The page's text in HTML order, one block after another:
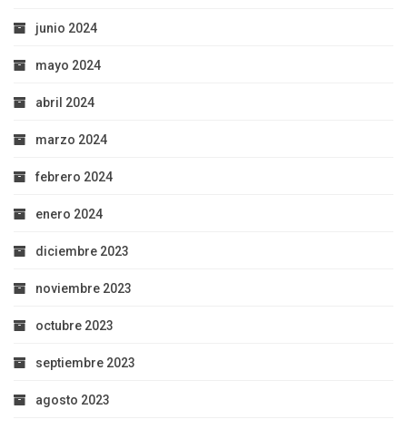
junio 2024
mayo 2024
abril 2024
marzo 2024
febrero 2024
enero 2024
diciembre 2023
noviembre 2023
octubre 2023
septiembre 2023
agosto 2023